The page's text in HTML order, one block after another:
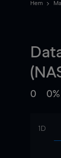
Hem
0 0%
1D